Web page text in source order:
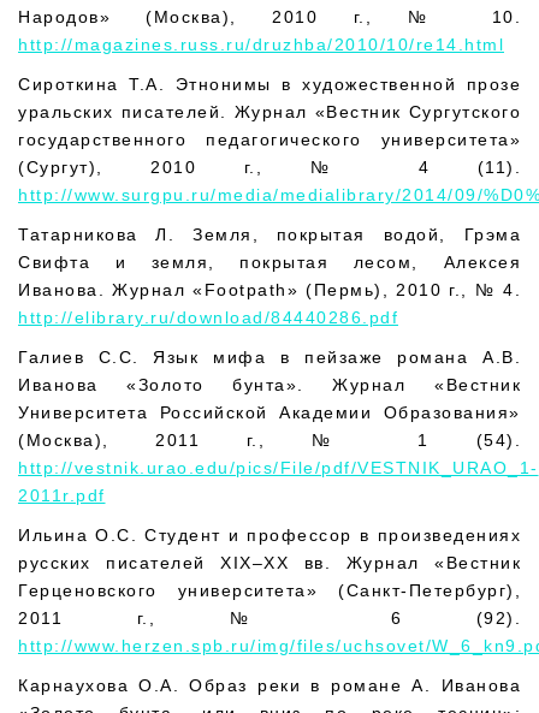
Народов» (Москва), 2010 г., № 10.
http://magazines.russ.ru/druzhba/2010/10/re14.html
Сироткина Т.А. Этнонимы в художественной прозе
уральских писателей. Журнал «Вестник Сургутского
государственного педагогического университета»
(Сургут), 2010 г., № 4 (11).
http://www.surgpu.ru/media/medialibrary/2014/09/
Татарникова Л. Земля, покрытая водой, Грэма
Свифта и земля, покрытая лесом, Алексея
Иванова. Журнал «Footpath» (Пермь), 2010 г., № 4.
http://elibrary.ru/download/84440286.pdf
Галиев С.С. Язык мифа в пейзаже романа А.В.
Иванова «Золото бунта». Журнал «Вестник
Университета Российской Академии Образования»
(Москва), 2011 г., № 1 (54).
http://vestnik.urao.edu/pics/File/pdf/VESTNIK_URAO_1-
2011r.pdf
Ильина О.С. Студент и профессор в произведениях
русских писателей XIX–XX вв. Журнал «Вестник
Герценовского университета» (Санкт-Петербург),
2011 г., № 6 (92).
http://www.herzen.spb.ru/img/files/uchsovet/
Карнаухова О.А. Образ реки в романе А. Иванова